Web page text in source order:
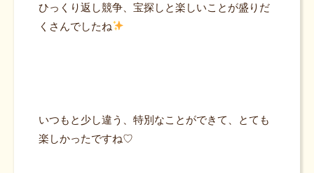
ひっくり返し競争、宝探しと楽しいことが盛りだ
くさんでしたね
いつもと少し違う、特別なことができて、とても
楽しかったですね♡